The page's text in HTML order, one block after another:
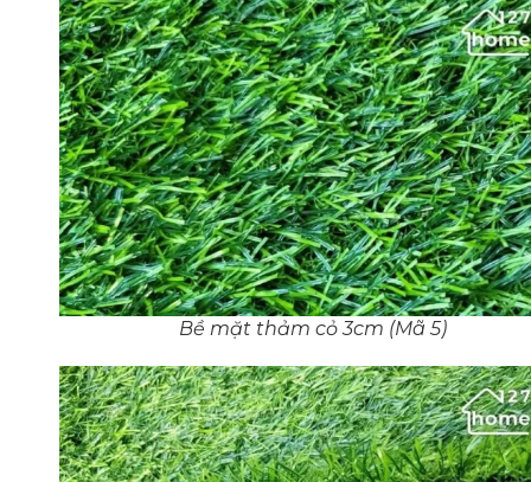
Bề mặt thảm cỏ 3cm (Mã 5)